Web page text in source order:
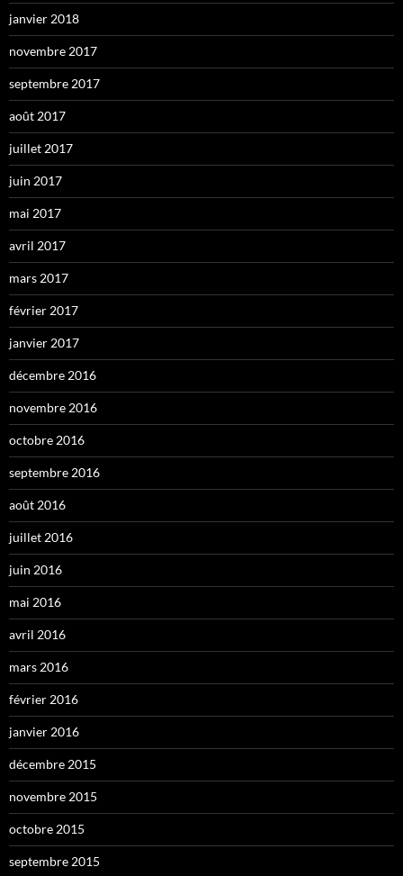
janvier 2018
novembre 2017
septembre 2017
août 2017
juillet 2017
juin 2017
mai 2017
avril 2017
mars 2017
février 2017
janvier 2017
décembre 2016
novembre 2016
octobre 2016
septembre 2016
août 2016
juillet 2016
juin 2016
mai 2016
avril 2016
mars 2016
février 2016
janvier 2016
décembre 2015
novembre 2015
octobre 2015
septembre 2015